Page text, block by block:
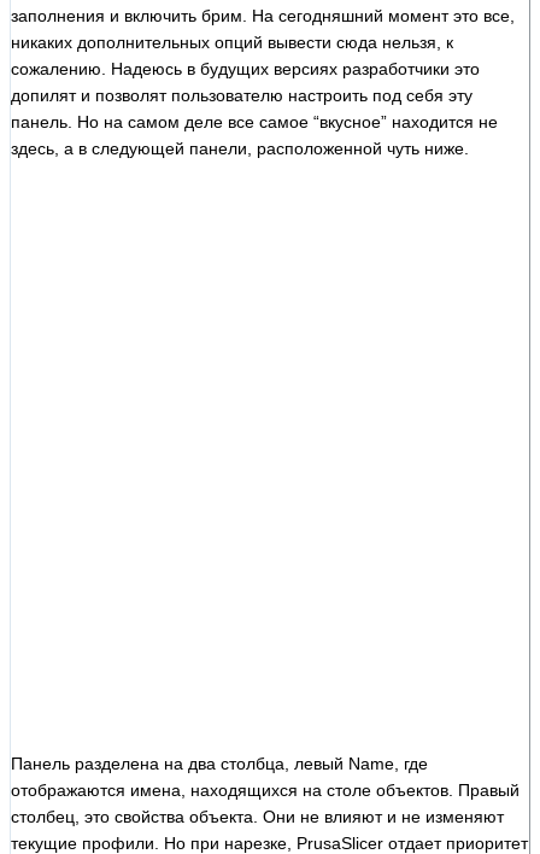
заполнения и включить брим. На сегодняшний момент это все,
никаких дополнительных опций вывести сюда нельзя, к
сожалению. Надеюсь в будущих версиях разработчики это
допилят и позволят пользователю настроить под себя эту
панель. Но на самом деле все самое “вкусное” находится не
здесь, а в следующей панели, расположенной чуть ниже.
Панель разделена на два столбца, левый Name, где
отображаются имена, находящихся на столе объектов. Правый
столбец, это свойства объекта. Они не влияют и не изменяют
текущие профили. Но при нарезке, PrusaSlicer отдает приоритет